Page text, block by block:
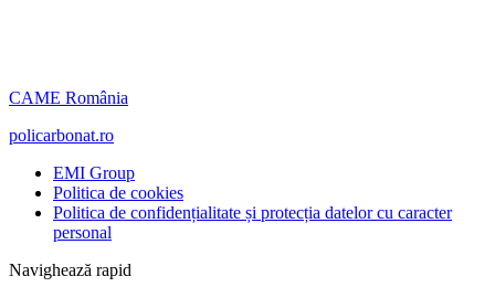
CAME România
policarbonat.ro
EMI Group
Politica de cookies
Politica de confidențialitate și protecția datelor cu caracter
personal
Navighează rapid